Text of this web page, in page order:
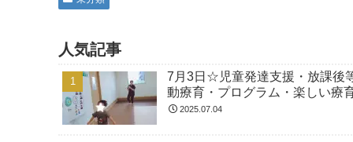
人気記事
7月3日☆児童発達支援・放課後
動療育・プログラム・楽しい療
2025.07.04